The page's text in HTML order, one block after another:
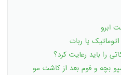
ابرو
یا ربات
را باید رعایت کرد؟
بچه و فوم بعد از کاشت مو